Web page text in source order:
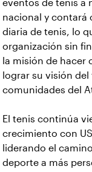
eventos de tenis a
nacional y contará
diaria de tenis, lo
organización sin
la misión de hacer
lograr su visión
comunidades del
El tenis continúa
crecimiento con
liderando el
deporte a más